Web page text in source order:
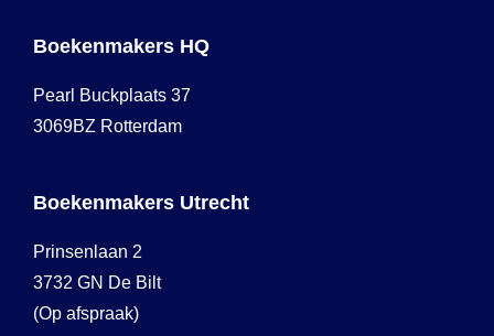
Boekenmakers HQ
Pearl Buckplaats 37
3069BZ Rotterdam
Boekenmakers Utrecht
Prinsenlaan 2
3732 GN De Bilt
(Op afspraak)